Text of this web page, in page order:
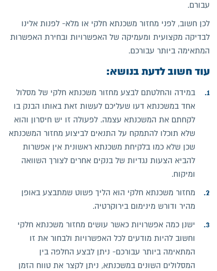
עבורם.
לכן חשוב, לפני מחזור משכנתא חלקי או מלא- לפנות אלינו
לבדיקה מקצועית ומעמיקה של האפשרויות ובחירת האפשרות
המתאימה ביותר עבורכם.
עוד חשוב לדעת בנושא:
במידה והחלטתם לבצע מחזור משכנתא חלקי של מסלול
אחד במשכנתא דעו שעליכם לעשות זאת באותו הבנק בו
לקחתם את המשכנתא עצמה. לפעולה זו יש חיסרון והוא
שלא תוכלו להתמקח על התנאים לביצוע מחזור המשכנתא
שכן שלא כמו בלקיחת משכנתא ראשונית אין אפשרות
להביא הצעות נגדיות של בנקים אחרים לצורך השוואה
ומיקוח.
מחזור משכנתא חלקי הוא הליך פשוט שמתבצע באופן
מהיר ודורש מינימום בירוקרטיה.
ישנן כמה אפשרויות כאשר עושים מחזור משכנתא חלקי
וחשוב להיות מודעים לכל האפשרויות ולבחור את זו
המתאימה ביותר עבורכם- ניתן לבצע החלפה בין
המסלולים השונים במשכנתא, ניתן לקצר את טווח הזמן